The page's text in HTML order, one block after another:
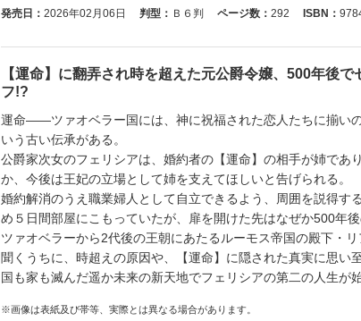
発売日： 2026年02月06日 判型： Ｂ６判 ページ数： 292 ISBN：
【運命】に翻弄され時を超えた元公爵令嬢、500年後で
フ!?
運命――ツァオベラー国には、神に祝福された恋人たちに揃い
いう古い伝承がある。
公爵家次女のフェリシアは、婚約者の【運命】の相手が姉であ
か、今後は王妃の立場として姉を支えてほしいと告げられる。
婚約解消のうえ職業婦人として自立できるよう、周囲を説得す
め５日間部屋にこもっていたが、扉を開けた先はなぜか500年
ツァオベラーから2代後の王朝にあたるルーモス帝国の殿下・
聞くうちに、時超えの原因や、【運命】に隠された真実に思
国も家も滅んだ遥か未来の新天地でフェリシアの第二の人生が
※画像は表紙及び帯等、実際とは異なる場合があります。